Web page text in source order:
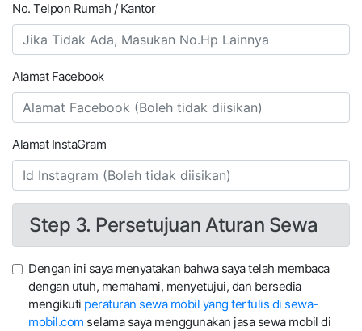
No. Telpon Rumah / Kantor
Alamat Facebook
Alamat InstaGram
Step 3. Persetujuan Aturan Sewa
Dengan ini saya menyatakan bahwa saya telah membaca
dengan utuh, memahami, menyetujui, dan bersedia
mengikuti peraturan sewa mobil yang tertulis di sewa-
mobil.com selama saya menggunakan jasa sewa mobil di